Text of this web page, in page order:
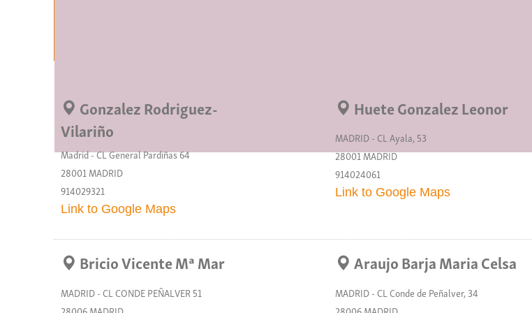
Gonzalez Rodriguez-
Vilariño
Madrid - CL General Pardiñas 64
28001 MADRID
914029321
Link to Google Maps
Huete Gonzalez Leonor
MADRID - CL Ayala, 53
28001 MADRID
914024061
Link to Google Maps
Bricio Vicente Mª Mar
MADRID - CL CONDE PEÑALVER 51
Araujo Barja Maria Celsa
MADRID - CL Conde de Peñalver, 34